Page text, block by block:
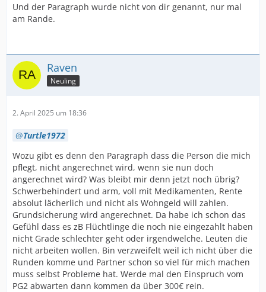
Und der Paragraph wurde nicht von dir genannt, nur mal
am Rande.
Raven
Neuling
2. April 2025 um 18:36
Turtle1972
Wozu gibt es denn den Paragraph dass die Person die mich
pflegt, nicht angerechnet wird, wenn sie nun doch
angerechnet wird? Was bleibt mir denn jetzt noch übrig?
Schwerbehindert und arm, voll mit Medikamenten, Rente
absolut lächerlich und nicht als Wohngeld will zahlen.
Grundsicherung wird angerechnet. Da habe ich schon das
Gefühl dass es zB Flüchtlinge die noch nie eingezahlt haben
nicht Grade schlechter geht oder irgendwelche. Leuten die
nicht arbeiten wollen. Bin verzweifelt weil ich nicht über die
Runden komme und Partner schon so viel für mich machen
muss selbst Probleme hat. Werde mal den Einspruch vom
PG2 abwarten dann kommen da über 300€ rein.